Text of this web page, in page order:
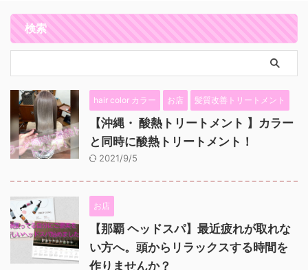
検索
hair color カラー お店 髪質改善トリートメント
【沖縄・ 酸熱トリートメント 】カラー
と同時に酸熱トリートメント！
2021/9/5
お店
【那覇 ヘッドスパ】最近疲れが取れな
い方へ。頭からリラックスする時間を
作りませんか？